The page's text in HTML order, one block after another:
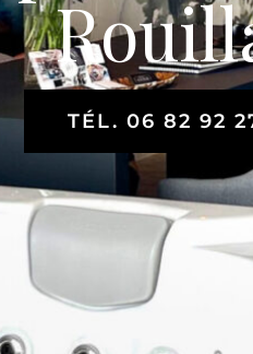
TÉL. 06 82 92